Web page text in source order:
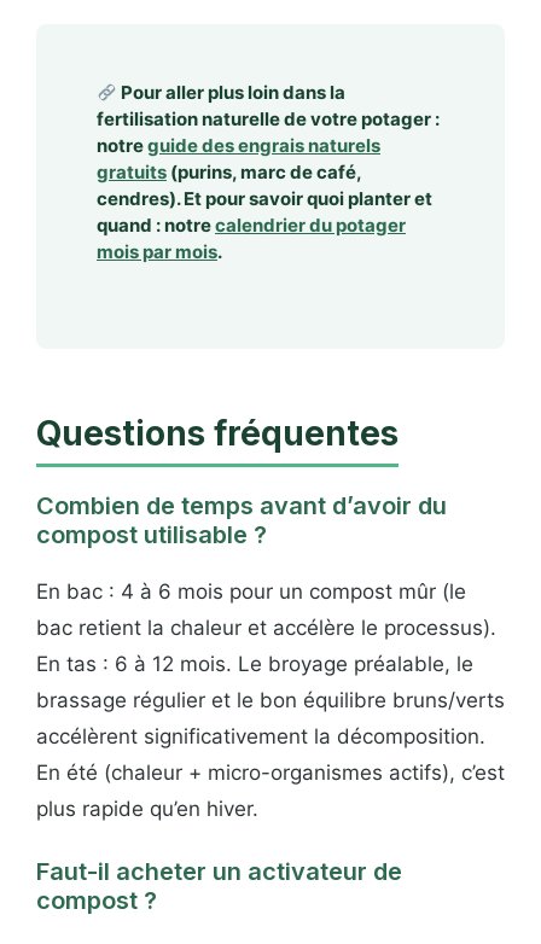
Pour aller plus loin dans la
fertilisation naturelle de votre potager :
notreguide des engrais naturels
gratuits (purins, marc de café,
cendres). Et pour savoir quoi planter et
quand : notrecalendrier du potager
mois par mois.
Questions fréquentes
Combien de temps avant d’avoir du
compost utilisable ?
En bac : 4 à 6 mois pour un compost mûr (le
bac retient la chaleur et accélère le processus).
En tas : 6 à 12 mois. Le broyage préalable, le
brassage régulier et le bon équilibre bruns/verts
accélèrent significativement la décomposition.
En été (chaleur + micro-organismes actifs), c’est
plus rapide qu’en hiver.
Faut-il acheter un activateur de
compost ?